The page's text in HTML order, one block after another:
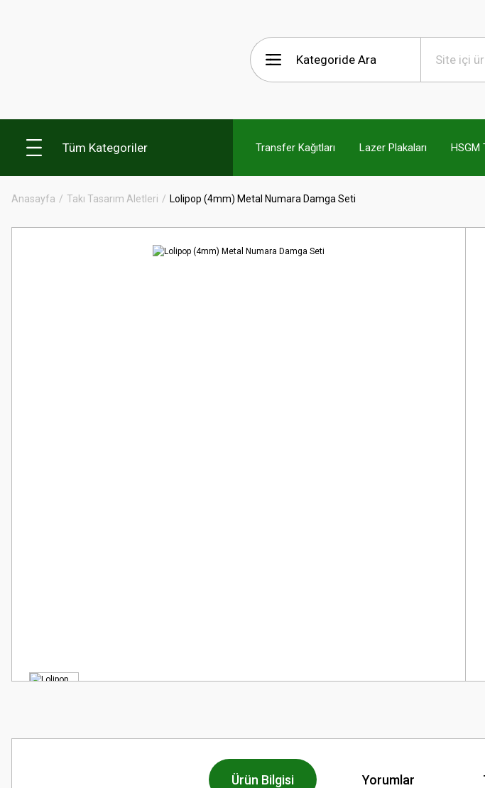
Tüm Kategoriler Transfer Kağıtları Lazer Plakaları HSGM
Anasayfa Takı Tasarım Aletleri Lolipop (4mm) Metal Numara Damga Seti
Ürün Bilgisi Yorumlar